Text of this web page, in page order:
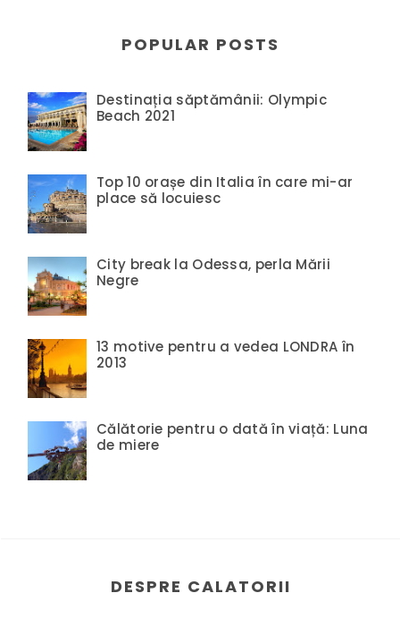
POPULAR POSTS
Destinația săptămânii: Olympic
Beach 2021
Top 10 orașe din Italia în care mi-ar
place să locuiesc
City break la Odessa, perla Mării
Negre
13 motive pentru a vedea LONDRA în
2013
Călătorie pentru o dată în viață: Luna
de miere
DESPRE CALATORII